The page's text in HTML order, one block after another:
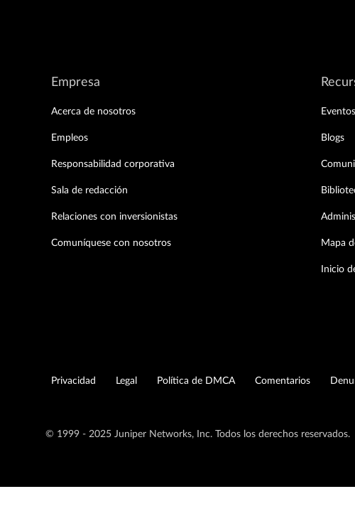
Empresa
Acerca de nosotros
Empleos
Responsabilidad corporativa
Sala de redacción
Relaciones con inversionistas
Comuníquese con nosotros
Eventos
Blogs
Mapa
Inicio
Privacidad Legal Política de DMCA Comentarios
© 1999 - 2025 Juniper Networks, Inc. Todos los derechos reservados.